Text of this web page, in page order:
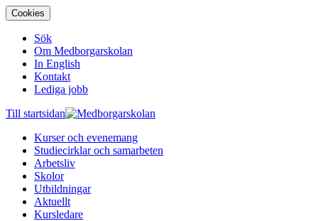
Cookies
Sök
Om Medborgarskolan
In English
Kontakt
Lediga jobb
Till startsidan
Kurser och evenemang
Studiecirklar och samarbeten
Arbetsliv
Skolor
Utbildningar
Aktuellt
Kursledare